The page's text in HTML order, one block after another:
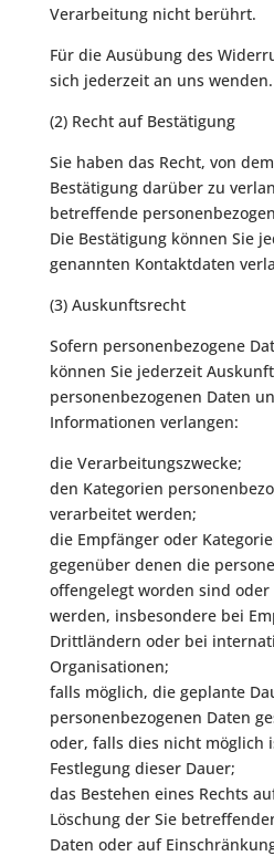
Verarbeitung nicht berührt.
Für die Ausübung des
sich jederzeit an uns wenden.
(2) Recht auf Bestätigung
Sie haben das Recht, von
Bestätigung darüber zu
betreffende
Die Bestätigung können Sie
genannten Kontaktdaten
(3) Auskunftsrecht
Sofern personenbezogene
können Sie jederzeit
personenbezogenen Daten
Informationen verlangen:
die Verarbeitungszwecke;
den Kategorien
verarbeitet werden;
die Empfänger oder
gegenüber denen die
offengelegt worden sind
werden, insbesondere bei
Drittländern oder bei
Organisationen;
falls möglich, die geplante
personenbezogenen Daten
oder, falls dies nicht möglich
Festlegung dieser Dauer;
das Bestehen eines Rechts
Löschung der Sie
Daten oder auf